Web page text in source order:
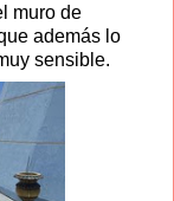
muro de
además lo
sensible.